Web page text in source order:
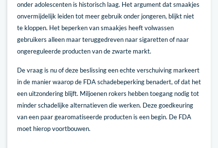
onder adolescenten is historisch laag. Het argument dat smaakjes
onvermijdelijk leiden tot meer gebruik onder jongeren, blijkt niet
te kloppen. Het beperken van smaakjes heeft volwassen
gebruikers alleen maar teruggedreven naar sigaretten of naar
ongereguleerde producten van de zwarte markt.
De vraag is nu of deze beslissing een echte verschuiving markeert
in de manier waarop de FDA schadebeperking benadert, of dat het
een uitzondering blijft. Miljoenen rokers hebben toegang nodig tot
minder schadelijke alternatieven die werken. Deze goedkeuring
van een paar gearomatiseerde producten is een begin. De FDA
moet hierop voortbouwen.